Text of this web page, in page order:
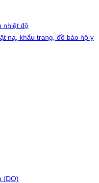
nhiệt độ
nạ, khẩu trang, đồ bảo hộ y
(DO)